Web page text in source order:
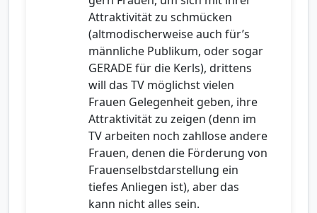
Attraktivität zu schmücken
(altmodischerweise auch für’s
männliche Publikum, oder sogar
GERADE für die Kerls), drittens
will das TV möglichst vielen
Frauen Gelegenheit geben, ihre
Attraktivität zu zeigen (denn im
TV arbeiten noch zahllose andere
Frauen, denen die Förderung von
Frauenselbstdarstellung ein
tiefes Anliegen ist), aber das
kann nicht alles sein.